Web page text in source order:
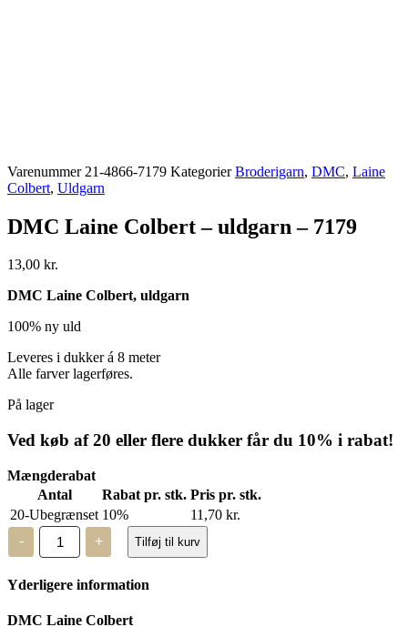
Varenummer 21-4866-7179 Kategorier Broderigarn, DMC, Laine
Colbert, Uldgarn
DMC Laine Colbert – uldgarn – 7179
13,00 kr.
DMC Laine Colbert, uldgarn
100% ny uld
Leveres i dukker á 8 meter
Alle farver lagerføres.
På lager
Ved køb af 20 eller flere dukker får du 10% i rabat!
Mængderabat
Antal
Rabat pr. stk. Pris pr. stk.
20-Ubegrænset 10% 11,70 kr.
-
DMC
Laine
Colbert
uldgarn
7179
+ Tilføj til kurv
Yderligere information
DMC Laine Colbert